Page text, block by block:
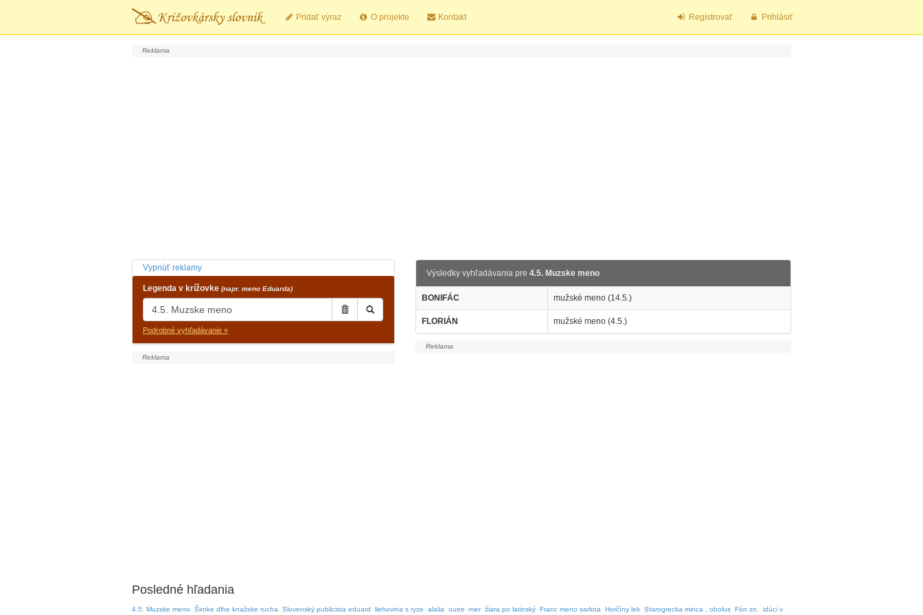
Pridať výraz O projekte Kontakt Registrovať Prihlásiť
Vypnúť reklamy
Legenda v krížovke (napr. meno Eduarda)
Podrobné vyhľadávanie »
Výsledky vyhľadávania pre 4.5. Muzske meno
BONIFÁC mužské meno (14.5.)
FLORIÁN mužské meno (4.5.)
Posledné hľadania
4.5. Muzske meno Široke dlhe knažske rucha Slovenský publicista eduard liehovina s ryze alalia outre -mer žiara po latinský Franc meno sarlota Horčíny lek Starogrecka minca , obolus Fón zn. idúci v